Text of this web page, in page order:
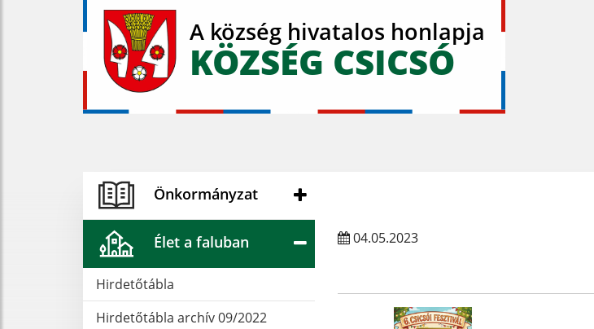
A község hivatalos honlapja
KÖZSÉG CSICSÓ
Önkormányzat
Élet a faluban
Hirdetőtábla
Hirdetőtábla archív 09/2022
04.05.2023